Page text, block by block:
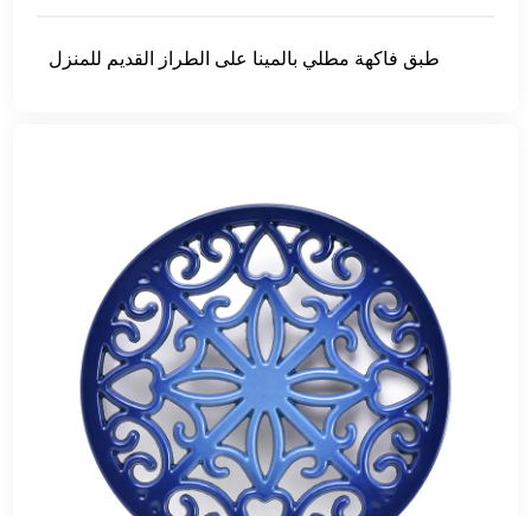
طبق فاكهة مطلي بالمينا على الطراز القديم للمنزل